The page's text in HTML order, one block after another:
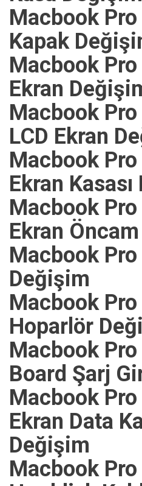
Macbook
Kapak
Macbook
Ekran
Macbook Pro
LCD Ekran
Macbook
Ekran
Macbook
Ekran
Macbook
Değişim
Macbook
Hoparlör
Macbook
Board Şarj
Macbook
Ekran Data
Değişim
Macbook